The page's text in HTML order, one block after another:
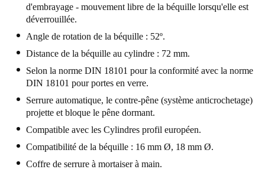
Russian
Poland
Polski
Czech Republic
Čeština
Denmark
Danskere
English
d'embrayage - mouvement libre de la béquille lorsqu'elle est
déverrouillée.
Angle de rotation de la béquille : 52º.
Distance de la béquille au cylindre : 72 mm.
Selon la norme DIN 18101 pour la conformité avec la norme
DIN 18101 pour portes en verre.
Serrure automatique, le contre-pêne (système anticrochetage)
projette et bloque le pêne dormant.
Compatible avec les Cylindres profil européen.
Compatibilité de la béquille : 16 mm Ø, 18 mm Ø.
Coffre de serrure à mortaiser à main.